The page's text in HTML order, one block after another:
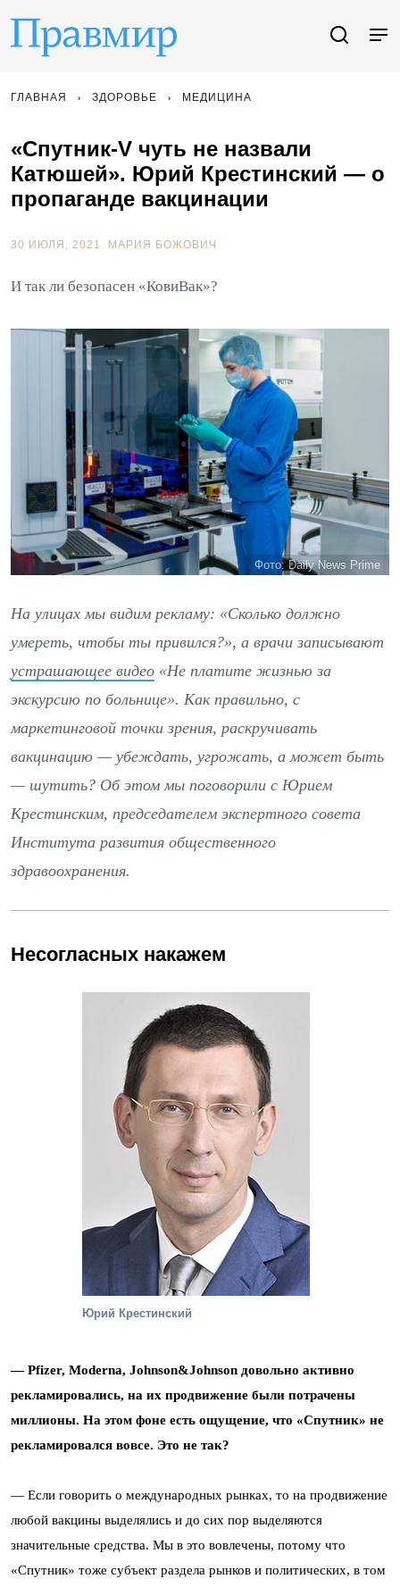
ГЛАВНАЯ ЗДОРОВЬЕ МЕДИЦИНА
«Спутник-V чуть не назвали
Катюшей». Юрий Крестинский — о
пропаганде вакцинации
30 ИЮЛЯ, 2021. МАРИЯ БОЖОВИЧ
И так ли безопасен «КовиВак»?
Фото: Daily News Prime
На улицах мы видим рекламу: «Сколько должно
умереть, чтобы ты привился?», а врачи записывают
устрашающее видео «Не платите жизнью за
экскурсию по больнице». Как правильно, с
маркетинговой точки зрения, раскручивать
вакцинацию — убеждать, угрожать, а может быть
— шутить? Об этом мы поговорили с Юрием
Крестинским, председателем экспертного совета
Института развития общественного
здравоохранения.
Несогласных накажем
Юрий Крестинский
— Pfizer, Moderna, Johnson&Johnson довольно активно
рекламировались, на их продвижение были потрачены
миллионы. На этом фоне есть ощущение, что «Спутник» не
рекламировался вовсе. Это не так?
— Если говорить о международных рынках, то на продвижение
любой вакцины выделялись и до сих пор выделяются
значительные средства. Мы в это вовлечены, потому что
«Спутник» тоже субъект раздела рынков и политических, в том